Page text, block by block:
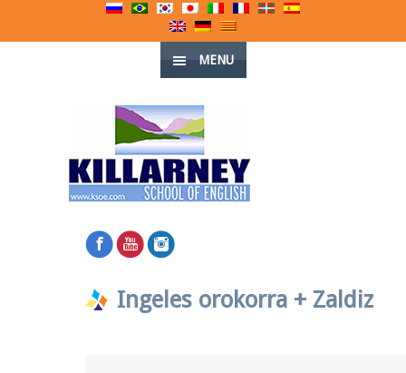
MENU
Ingeles orokorra + Zaldiz